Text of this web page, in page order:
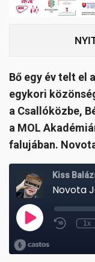
Bő egy év telt el
egykori
a Csallóközbe,
a MOL
falujában.